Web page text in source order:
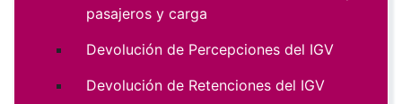
pasajeros y carga
Devolución de Percepciones del IGV
Devolución de Retenciones del IGV